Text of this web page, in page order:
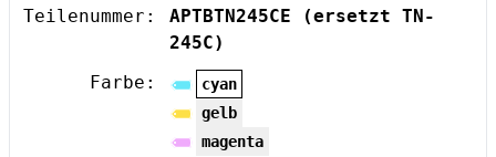
Teilenummer:
APTBTN245CE
(ersetzt TN-
245C)
Farbe:
cyan
gelb
magenta